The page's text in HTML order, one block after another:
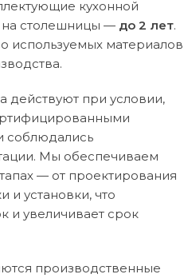
кухонной
на столешницы — до 2 лет.
используемых материалов
действуют при условии,
соблюдались
Мы обеспечиваем
— от проектирования
и установки, что
и увеличивает срок
производственные